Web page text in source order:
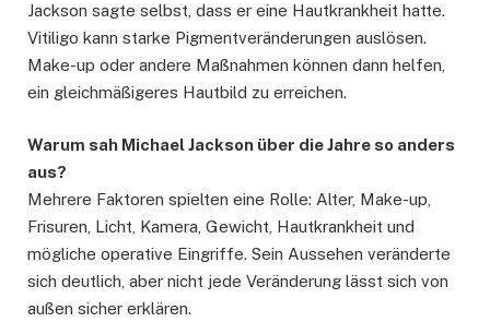
Jackson sagte selbst, dass er eine Hautkrankheit hatte.
Vitiligo kann starke Pigmentveränderungen auslösen.
Make-up oder andere Maßnahmen können dann helfen,
ein gleichmäßigeres Hautbild zu erreichen.
Warum sah Michael Jackson über die Jahre so anders
aus?
Mehrere Faktoren spielten eine Rolle: Alter, Make-up,
Frisuren, Licht, Kamera, Gewicht, Hautkrankheit und
mögliche operative Eingriffe. Sein Aussehen veränderte
sich deutlich, aber nicht jede Veränderung lässt sich von
außen sicher erklären.